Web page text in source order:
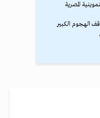
المصرية
الهجوم الكبير